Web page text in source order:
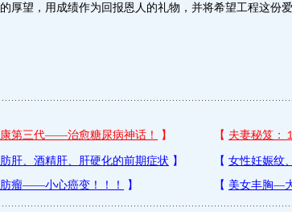
厚望，用成绩作为回报恩人的礼物，并将希望工程这份